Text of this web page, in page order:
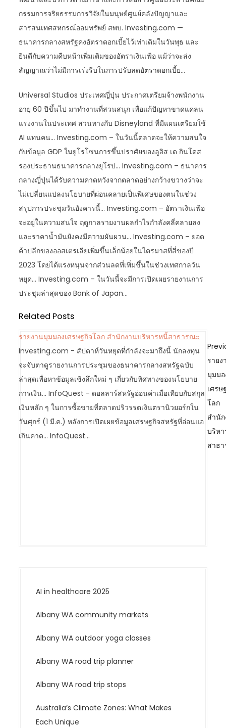
กรรมการจริยธรรมการวิจัยในมนุษย์ศูนย์คลังปัญญาและ
สารสนเทศสหกรณ์ออมทรัพย์ สพบ. Investing.com —
ธนาคารกลางสหรัฐคงอัตราดอกเบี้ยไว้เท่าเดิมในวันพุธ และ
ยินดีกับความคืบหน้าเพิ่มเติมของอัตราเงินเฟ้อ แม้ว่าจะส่ง
สัญญาณว่าไม่มีการเร่งรีบในการปรับลดอัตราดอกเบี้ย…
Universal Studios ประเทศญี่ปุ่น ประกาศเตรียมจ้างพนักงาน
อายุ 60 ปีขึ้นไป มาทำงานที่สวนสนุก เพื่อแก้ปัญหาขาดแคลน
แรงงานในประเทศ สวนทางกับ Disneyland ที่มีแผนเตรียมใช้
AI แทนคน… Investing.com – ในวันนี้ตลาดจะให้ความสนใจ
กับข้อมูล GDP ในยูโรโซนการขึ้นปราศัยของลูอิส เด กินโดส
รองประธานธนาคารกลางยุโรป… Investing.com – ธนาคาร
กลางญี่ปุ่นได้รับความคาดหวังจากตลาดอย่างกว้างขวางว่าจะ
ไม่เปลี่ยนแปลงนโยบายที่ผ่อนคลายเป็นพิเศษของตนในช่วง
สรุปการประชุมวันอังคารนี้… Investing.com – อัตราเงินเฟ้อ
จะอยู่ในความสนใจ ฤดูกาลรายงานผลกำไรกำลังคลี่คลายลง
และราคาน้ำมันยังคงมีความผันผวน… Investing.com – ยอด
ค้าปลีกของออสเตรเลียเพิ่มขึ้นเล็กน้อยในไตรมาสที่สี่ของปี
2023 โดยได้แรงหนุนจากส่วนลดที่เพิ่มขึ้นในช่วงเทศกาลวัน
หยุด… Investing.com – ในวันนี้จะมีการเปิดเผยรายงานการ
ประชุมล่าสุดของ Bank of Japan…
Related Posts
รายงานมุมมองเศรษฐกิจโลก สำนักงานบริหารหนี้สาธารณะ
Investing.com - สัปดาห์วันหยุดที่กำลังจะมาถึงนี้ นักลงทุน
จะจับตาดูรายงานการประชุมของธนาคารกลางสหรัฐฉบับ
ล่าสุดเพื่อหาข้อมูลเชิงลึกใหม่ ๆ เกี่ยวกับทิศทางของนโยบาย
การเงิน... InfoQuest - ดอลลาร์สหรัฐอ่อนค่าเมื่อเทียบกับสกุล
เงินหลัก ๆ ในการซื้อขายที่ตลาดปริวรรตเงินตรานิวยอร์กใน
วันศุกร์ (1 มี.ค.) หลังการเปิดเผยข้อมูลเศรษฐกิจสหรัฐที่อ่อนแอ
เกินคาด... InfoQuest…
P
s
t
n
a
v
i
รายง
มุมมอ
เศรษ
โลก
สำนั
บริห
สาธ
AI in healthcare 2025
Albany WA community markets
Albany WA outdoor yoga classes
Albany WA road trip planner
Albany WA road trip stops
Australia’s Climate Zones: What Makes
Each Unique